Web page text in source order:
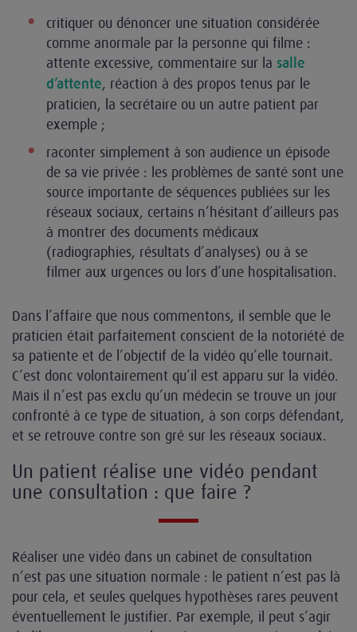
critiquer ou dénoncer une situation considérée
comme anormale par la personne qui filme :
attente excessive, commentaire sur la salle
d’attente, réaction à des propos tenus par le
praticien, la secrétaire ou un autre patient par
exemple ;
raconter simplement à son audience un épisode
de sa vie privée : les problèmes de santé sont une
source importante de séquences publiées sur les
réseaux sociaux, certains n’hésitant d’ailleurs pas
à montrer des documents médicaux
(radiographies, résultats d’analyses) ou à se
filmer aux urgences ou lors d’une hospitalisation.
Dans l’affaire que nous commentons, il semble que le
praticien était parfaitement conscient de la notoriété de
sa patiente et de l’objectif de la vidéo qu’elle tournait.
C’est donc volontairement qu’il est apparu sur la vidéo.
Mais il n’est pas exclu qu’un médecin se trouve un jour
confronté à ce type de situation, à son corps défendant,
et se retrouve contre son gré sur les réseaux sociaux.
Un patient réalise une vidéo pendant
une consultation : que faire ?
Réaliser une vidéo dans un cabinet de consultation
n’est pas une situation normale : le patient n’est pas là
pour cela, et seules quelques hypothèses rares peuvent
éventuellement le justifier. Par exemple, il peut s’agir